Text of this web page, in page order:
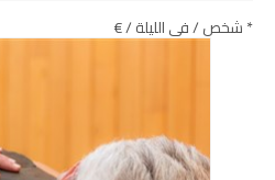
* شخص / في الليلة / €